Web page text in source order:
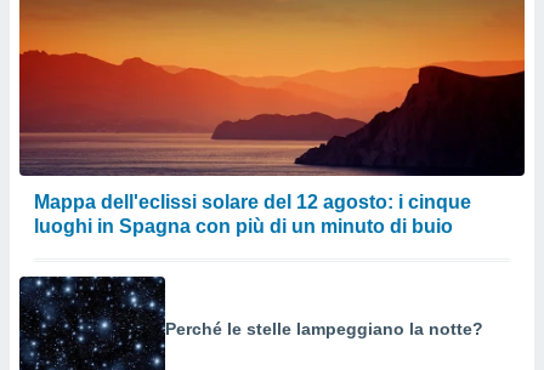
Mappa dell'eclissi solare del 12 agosto: i cinque
luoghi in Spagna con più di un minuto di buio
Perché le stelle lampeggiano la notte?